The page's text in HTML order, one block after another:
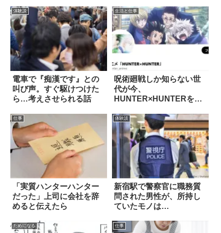
体験談
電車で『痴漢です』との
叫び声。すぐ駆けつけた
ら…考えさせられる話
生活と仕事
呪術廻戦しか知らない世
代が今、
HUNTER×HUNTERを見
仕事
「実質ハンターハンター
だった」上司に会社を辞
めると伝えたら
体験談
新宿駅で警察官に職務質
問された男性が、所持し
ていたモノは…
ためになる 仕事